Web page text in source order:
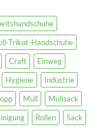
Trikot-Handschuhe
Craft
Einweg
Hygiene
Industrie
Müll
Müllsack
Rollen
Sack